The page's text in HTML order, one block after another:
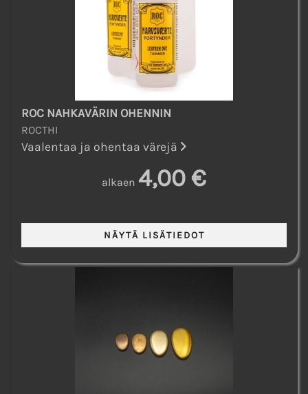
ROC NAHKAVÄRIN OHENNIN
ROCTHI
Vaalentaa ja ohentaa värejä
alkaen 4,00 €